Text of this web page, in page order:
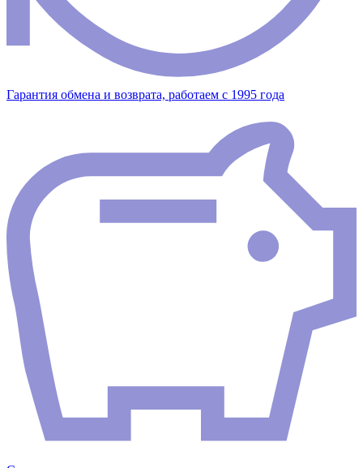
Гарантия обмена и возврата, работаем с 1995 года